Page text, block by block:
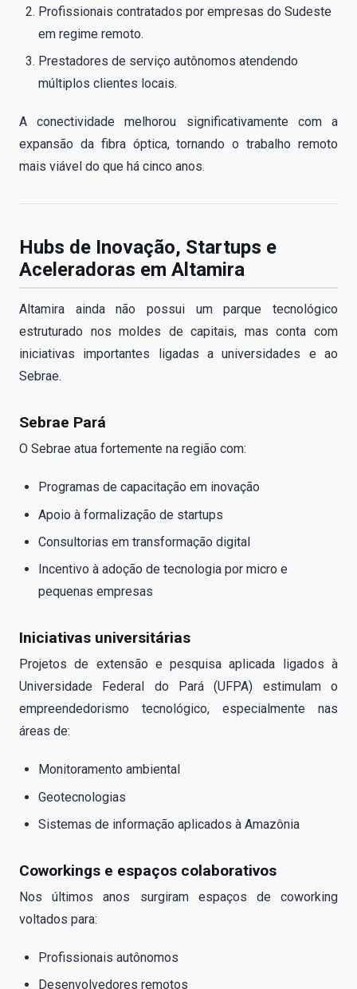
Profissionais contratados por empresas do Sudeste
em regime remoto.
Prestadores de serviço autônomos atendendo
múltiplos clientes locais.
A conectividade melhorou significativamente com a
expansão da fibra óptica, tornando o trabalho remoto
mais viável do que há cinco anos.
Hubs de Inovação, Startups e
Aceleradoras em Altamira
Altamira ainda não possui um parque tecnológico
estruturado nos moldes de capitais, mas conta com
iniciativas importantes ligadas a universidades e ao
Sebrae.
Sebrae Pará
O Sebrae atua fortemente na região com:
Programas de capacitação em inovação
Apoio à formalização de startups
Consultorias em transformação digital
Incentivo à adoção de tecnologia por micro e
pequenas empresas
Iniciativas universitárias
Projetos de extensão e pesquisa aplicada ligados à
Universidade Federal do Pará (UFPA) estimulam o
empreendedorismo tecnológico, especialmente nas
áreas de:
Monitoramento ambiental
Geotecnologias
Sistemas de informação aplicados à Amazônia
Coworkings e espaços colaborativos
Nos últimos anos surgiram espaços de coworking
voltados para:
Profissionais autônomos
Desenvolvedores remotos